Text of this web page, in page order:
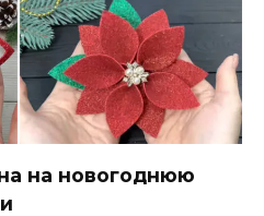
на новогоднюю